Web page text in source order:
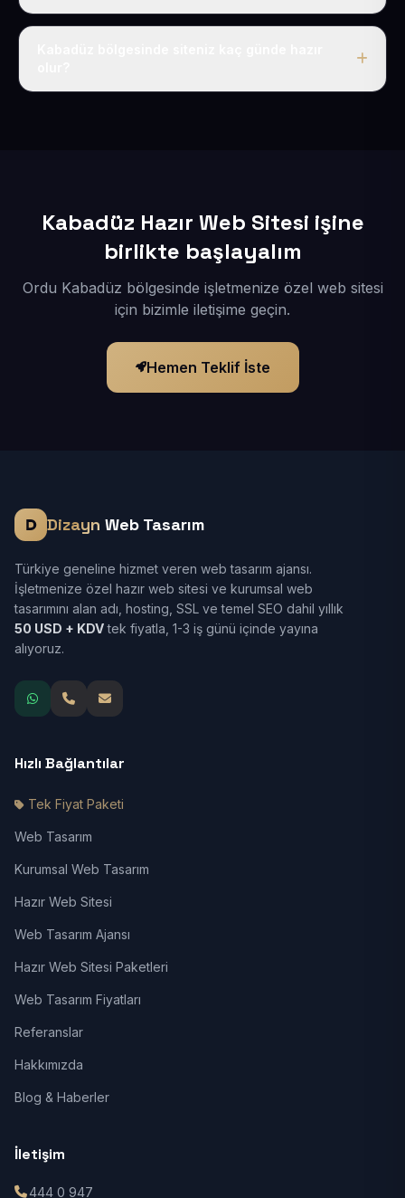
Tek fiyat uygulanır: yıllık 50 USD + KDV. Bu bedele alan
Kabadüz Hazır Web Sitesi işine
birlikte başlayalım
Ordu Kabadüz bölgesinde işletmenize özel web sitesi
için bizimle iletişime geçin.
Hemen Teklif İste
Dizayn Web Tasarım
Türkiye geneline hizmet veren web tasarım ajansı.
İşletmenize özel hazır web sitesi ve kurumsal web
tasarımını alan adı, hosting, SSL ve temel SEO dahil yıllık
50 USD + KDVtek fiyatla, 1-3 iş günü içinde yayına
alıyoruz.
Hızlı Bağlantılar
Tek Fiyat Paketi
Web Tasarım
Kurumsal Web Tasarım
Hazır Web Sitesi
Web Tasarım Ajansı
Hazır Web Sitesi Paketleri
Web Tasarım Fiyatları
Referanslar
Hakkımızda
Blog & Haberler
İletişim
444 0 947